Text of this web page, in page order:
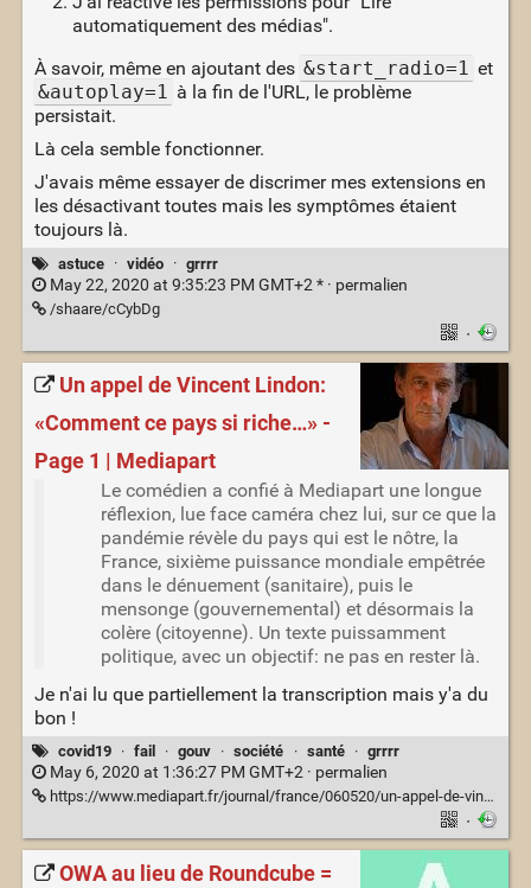
automatiquement des médias".
À savoir, même en ajoutant des &start_radio=1 et
&autoplay=1 à la fin de l'URL, le problème
persistait.
Là cela semble fonctionner.
J'avais même essayer de discrimer mes extensions en
les désactivant toutes mais les symptômes étaient
toujours là.
astuce · vidéo · grrrr
May 22, 2020 at 9:35:23 PM GMT+2 * · permalien
/shaare/cCybDg
·
Un appel de Vincent Lindon:
«Comment ce pays si riche…» -
Page 1 | Mediapart
Le comédien a confié à Mediapart une longue
réflexion, lue face caméra chez lui, sur ce que la
pandémie révèle du pays qui est le nôtre, la
France, sixième puissance mondiale empêtrée
dans le dénuement (sanitaire), puis le
mensonge (gouvernemental) et désormais la
colère (citoyenne). Un texte puissamment
politique, avec un objectif: ne pas en rester là.
Je n'ai lu que partiellement la transcription mais y'a du
bon !
covid19 · fail · gouv · société · santé · grrrr
May 6, 2020 at 1:36:27 PM GMT+2 · permalien
https://www.mediapart.fr/journal/france/060520/un-appel-de-vincent-lindon-comment-ce-pays-si-riche
·
OWA au lieu de Roundcube =